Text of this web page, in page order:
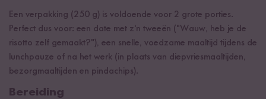
Een verpakking (250 g) is voldoende voor 2 grote porties.
Perfect dus voor: een date met z'n tweeën ("Wauw, heb je de
risotto zelf gemaakt?"), een snelle, voedzame maaltijd tijdens de
lunchpauze of na het werk (in plaats van diepvriesmaaltijden,
bezorgmaaltijden en pindachips).
Bereiding